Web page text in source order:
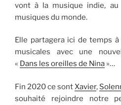
vont à la musique indie,
musiques du monde.
Elle partagera ici de temps
musicales avec une
« Dans les oreilles de Nina »…
Fin 2020 ce sontXavier,
souhaité rejoindre notre